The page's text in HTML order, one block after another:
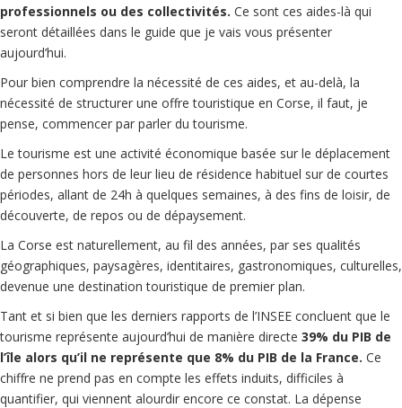
professionnels ou des collectivités. Ce sont ces aides-là qui
seront détaillées dans le guide que je vais vous présenter
aujourd’hui.
Pour bien comprendre la nécessité de ces aides, et au-delà, la
nécessité de structurer une offre touristique en Corse, il faut, je
pense, commencer par parler du tourisme.
Le tourisme est une activité économique basée sur le déplacement
de personnes hors de leur lieu de résidence habituel sur de courtes
périodes, allant de 24h à quelques semaines, à des fins de loisir, de
découverte, de repos ou de dépaysement.
La Corse est naturellement, au fil des années, par ses qualités
géographiques, paysagères, identitaires, gastronomiques, culturelles,
devenue une destination touristique de premier plan.
Tant et si bien que les derniers rapports de l’INSEE concluent que le
tourisme représente aujourd’hui de manière directe 39% du PIB de
l’île alors qu’il ne représente que 8% du PIB de la France. Ce
chiffre ne prend pas en compte les effets induits, difficiles à
quantifier, qui viennent alourdir encore ce constat. La dépense